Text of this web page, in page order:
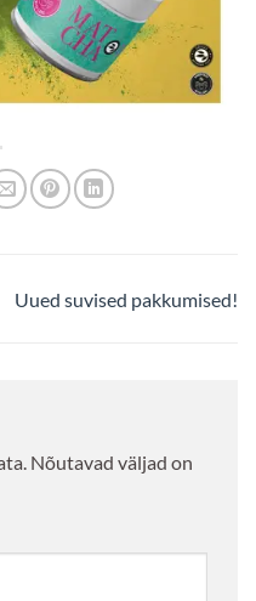
Uued suvised pakkumised!
Nõutavad väljad on